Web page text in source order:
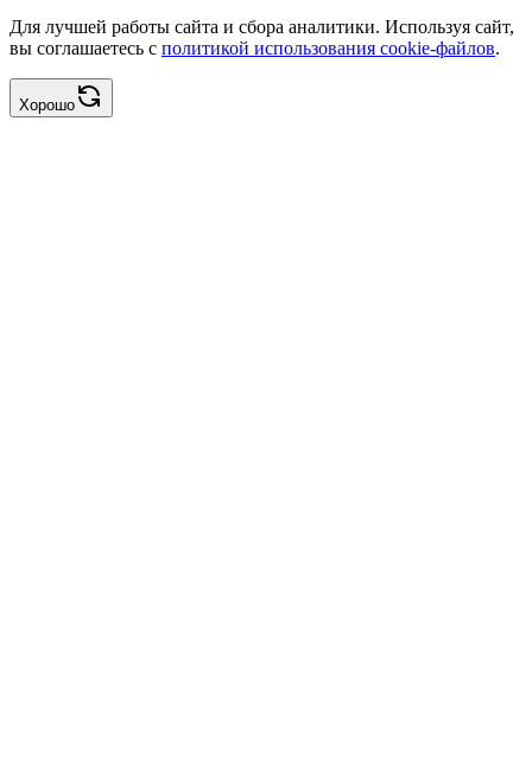
Для лучшей работы сайта и сбора аналитики. Используя сайт,
вы соглашаетесь с политикой использования cookie-файлов.
Хорошо